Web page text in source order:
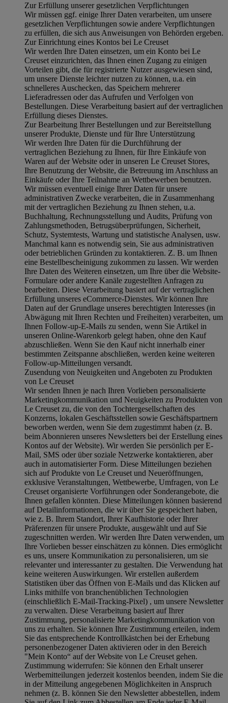
Zur Erfüllung unserer gesetzlichen Verpflichtungen
Wir müssen ggf. einige Ihrer Daten verarbeiten, um unsere
gesetzlichen Verpflichtungen sowie andere Verpflichtungen
zu erfüllen, die sich aus Anweisungen von Behörden ergeben.
Zur Einrichtung eines Kontos bei Le Creuset
Wir werden Ihre Daten einsetzen, um ein Konto bei Le
Creuset einzurichten, das Ihnen einen Zugang zu einigen
Vorteilen gibt, die für registrierte Nutzer ausgewiesen sind,
um unsere Dienste leichter nutzen zu können, u.a. ein
schnelleres Auschecken, das Speichern mehrerer
Lieferadressen oder das Aufrufen und Verfolgen von
Bestellungen. Diese Verarbeitung basiert auf der vertraglichen
Erfüllung dieses Dienstes.
Zur Bearbeitung Ihrer Bestellungen und zur Bereitstellung
unserer Produkte, Dienste und für Ihre Unterstützung
Wir werden Ihre Daten für die Durchführung der
vertraglichen Beziehung zu Ihnen, für Ihre Einkäufe von
Waren auf der Website oder in unseren Le Creuset Stores,
Ihre Benutzung der Website, die Betreuung im Anschluss an
Einkäufe oder Ihre Teilnahme an Wettbewerben benutzen.
Wir müssen eventuell einige Ihrer Daten für unsere
administrativen Zwecke verarbeiten, die in Zusammenhang
mit der vertraglichen Beziehung zu Ihnen stehen, u.a.
Buchhaltung, Rechnungsstellung und Audits, Prüfung von
Zahlungsmethoden, Betrugsüberprüfungen, Sicherheit,
Schutz, Systemtests, Wartung und statistische Analysen, usw.
Manchmal kann es notwendig sein, Sie aus administrativen
oder betrieblichen Gründen zu kontaktieren. Z. B. um Ihnen
eine Bestellbescheinigung zukommen zu lassen. Wir werden
Ihre Daten des Weiteren einsetzen, um Ihre über die Website-
Formulare oder andere Kanäle zugestellten Anfragen zu
bearbeiten. Diese Verarbeitung basiert auf der vertraglichen
Erfüllung unseres eCommerce-Dienstes. Wir können Ihre
Daten auf der Grundlage unseres berechtigten Interesses (in
Abwägung mit Ihren Rechten und Freiheiten) verarbeiten, um
Ihnen Follow-up-E-Mails zu senden, wenn Sie Artikel in
unseren Online-Warenkorb gelegt haben, ohne den Kauf
abzuschließen. Wenn Sie den Kauf nicht innerhalb einer
bestimmten Zeitspanne abschließen, werden keine weiteren
Follow-up-Mitteilungen versandt.
Zusendung von Neuigkeiten und Angeboten zu Produkten
von Le Creuset
Wir senden Ihnen je nach Ihren Vorlieben personalisierte
Marketingkommunikation und Neuigkeiten zu Produkten von
Le Creuset zu, die von den Tochtergesellschaften des
Konzerns, lokalen Geschäftsstellen sowie Geschäftspartnern
beworben werden, wenn Sie dem zugestimmt haben (z. B.
beim Abonnieren unseres Newsletters bei der Erstellung eines
Kontos auf der Website). Wir werden Sie persönlich per E-
Mail, SMS oder über soziale Netzwerke kontaktieren, aber
auch in automatisierter Form. Diese Mitteilungen beziehen
sich auf Produkte von Le Creuset und Neueröffnungen,
exklusive Veranstaltungen, Wettbewerbe, Umfragen, von Le
Creuset organisierte Vorführungen oder Sonderangebote, die
Ihnen gefallen könnten. Diese Mitteilungen können basierend
auf Detailinformationen, die wir über Sie gespeichert haben,
wie z. B. Ihrem Standort, Ihrer Kaufhistorie oder Ihrer
Präferenzen für unsere Produkte, ausgewählt und auf Sie
zugeschnitten werden. Wir werden Ihre Daten verwenden, um
Ihre Vorlieben besser einschätzen zu können. Dies ermöglicht
es uns, unsere Kommunikation zu personalisieren, um sie
relevanter und interessanter zu gestalten. Die Verwendung hat
keine weiteren Auswirkungen. Wir erstellen außerdem
Statistiken über das Öffnen von E-Mails und das Klicken auf
Links mithilfe von branchenüblichen Technologien
(einschließlich E-Mail-Tracking-Pixel) , um unsere Newsletter
zu verwalten. Diese Verarbeitung basiert auf Ihrer
Zustimmung, personalisierte Marketingkommunikation von
uns zu erhalten. Sie können Ihre Zustimmung erteilen, indem
Sie das entsprechende Kontrollkästchen bei der Erhebung
personenbezogener Daten aktivieren oder in den Bereich
"Mein Konto“ auf der Website von Le Creuset gehen.
Zustimmung widerrufen: Sie können den Erhalt unserer
Werbemitteilungen jederzeit kostenlos beenden, indem Sie die
in der Mitteilung angegebenen Möglichkeiten in Anspruch
nehmen (z. B. können Sie den Newsletter abbestellen, indem